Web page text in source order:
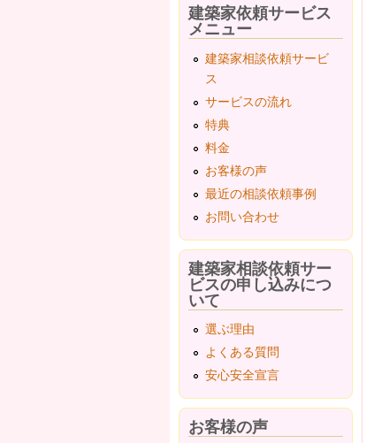
建築家依頼サービス
メニュー
建築家相談依頼サービ
ス
サービスの流れ
特典
料金
お客様の声
最近の相談依頼事例
お問い合わせ
建築家相談依頼サー
ビスの申し込みにつ
いて
選ぶ理由
よくある質問
安心安全宣言
お客様の声